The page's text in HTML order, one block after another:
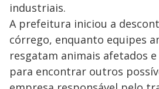
industriais.
A prefeitura iniciou a
córrego, enquanto equipes
resgatam animais afetados
para encontrar outros